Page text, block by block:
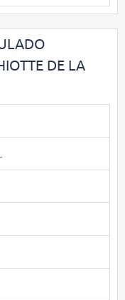
DE LA